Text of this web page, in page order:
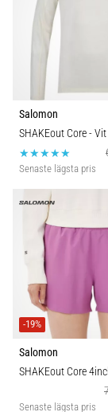
Salomon
SHAKEout Core- Vit
Senaste lägsta pris
-19%
Salomon
SHAKEout Core
Senaste lägsta pris